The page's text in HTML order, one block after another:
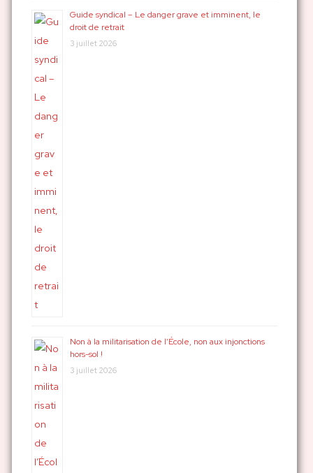
Guide syndical – Le danger grave et imminent, le
droit de retrait
3 juillet 2026
Non à la militarisation de l’École, non aux injonctions
hors-sol !
3 juillet 2026